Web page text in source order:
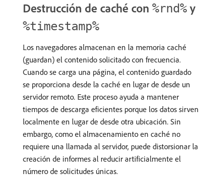
Destrucción de caché con %rnd% y
%timestamp%
Los navegadores almacenan en la memoria caché
(guardan) el contenido solicitado con frecuencia.
Cuando se carga una página, el contenido guardado
se proporciona desde la caché en lugar de desde un
servidor remoto. Este proceso ayuda a mantener
tiempos de descarga eficientes porque los datos sirven
localmente en lugar de desde otra ubicación. Sin
embargo, como el almacenamiento en caché no
requiere una llamada al servidor, puede distorsionar la
creación de informes al reducir artificialmente el
número de solicitudes únicas.